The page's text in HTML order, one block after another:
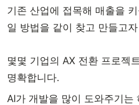
기존 산업에 접목해 매출을
일 방법을 같이 찾고 만들고
몇몇 기업의 AX 전환 프로젝
명확합니다.
AI가 개발을 많이 도와주기는